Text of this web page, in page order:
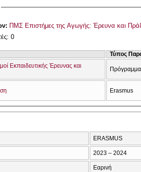
ΠΜΣ Επιστήμες της Αγωγής: Έρευνα και
0
Τύπος
Εκπαιδευτικής Έρευνας και
Erasmus
ERASMUS
2023 – 2024
Εαρινή